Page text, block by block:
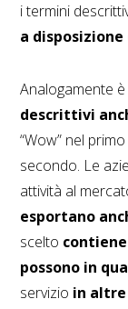
i termini
a
Analogamente
descrittivi
“Wow” nel primo
secondo. Le
attività al
esportano
scelto
possono in
servizio in